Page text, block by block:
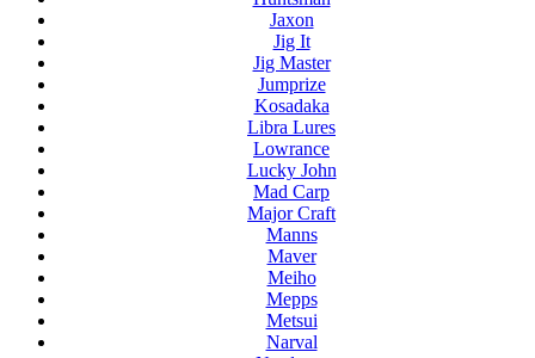
Jaxon
Jig It
Jig Master
Jumprize
Kosadaka
Libra Lures
Lowrance
Lucky John
Mad Carp
Major Craft
Manns
Maver
Meiho
Mepps
Metsui
Narval